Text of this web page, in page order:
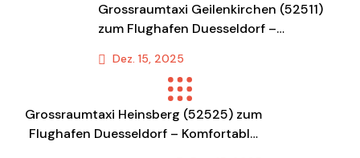
Grossraumtaxi Geilenkirchen (52511)
zum Flughafen Duesseldorf –
Transportservice
Dez. 15, 2025
Previous Post
Grossraumtaxi Heinsberg (52525) zum
Flughafen Duesseldorf – Komfortabler